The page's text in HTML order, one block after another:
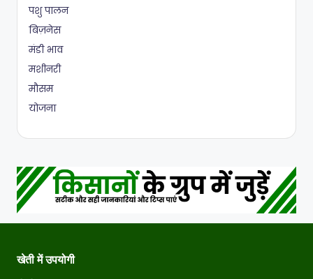
पशु पालन
बिज़नेस
मंडी भाव
मशीनरी
मौसम
योजना
खेती में उपयोगी